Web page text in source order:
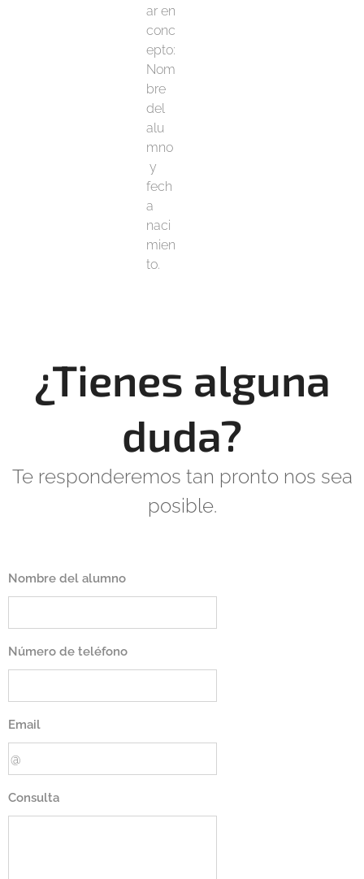
ar en
conc
epto:
Nom
bre
del
alu
mno
y
fech
a
naci
mien
to.
¿Tienes alguna
duda?
Te responderemos tan pronto nos sea
posible.
Nombre del alumno
Número de teléfono
Email
Consulta